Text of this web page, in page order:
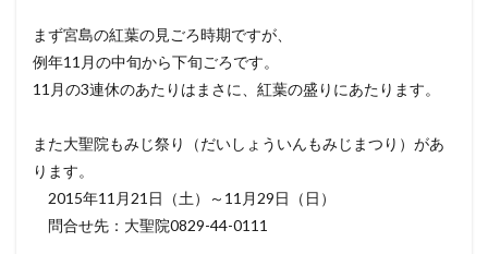
まず宮島の紅葉の見ごろ時期ですが、
例年11月の中旬から下旬ごろです。
11月の3連休のあたりはまさに、紅葉の盛りにあたります。
また大聖院もみじ祭り（だいしょういんもみじまつり）があ
ります。
2015年11月21日（土）～11月29日（日）
問合せ先：大聖院0829-44-0111